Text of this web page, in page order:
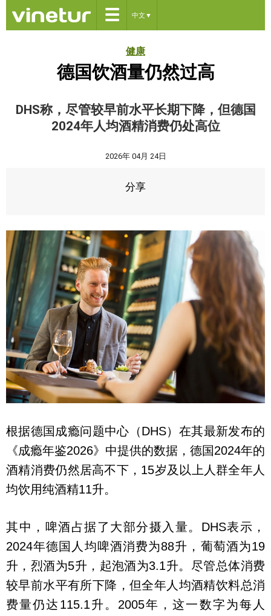
☰ 中文 ▼
健康
德国饮酒量仍然过高
DHS称，尽管较早前水平长期下降，但德国
2024年人均酒精消费仍处高位
2026年 04月 24日
分享
根据德国成瘾问题中心（DHS）在其最新发布的
《成瘾年鉴2026》中提供的数据，德国2024年的
酒精消费仍然居高不下，15岁及以上人群全年人
均饮用纯酒精11升。
其中，啤酒占据了大部分摄入量。DHS表示，
2024年德国人均啤酒消费为88升，葡萄酒为19
升，烈酒为5升，起泡酒为3.1升。尽管总体消费
较早前水平有所下降，但全年人均酒精饮料总消
费量仍达115.1升。2005年，这一数字为每人